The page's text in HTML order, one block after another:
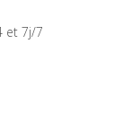
et 7j/7